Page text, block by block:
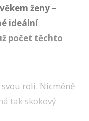
ženy –
ideální
počet těchto
roli. Nicméně
tak skokový